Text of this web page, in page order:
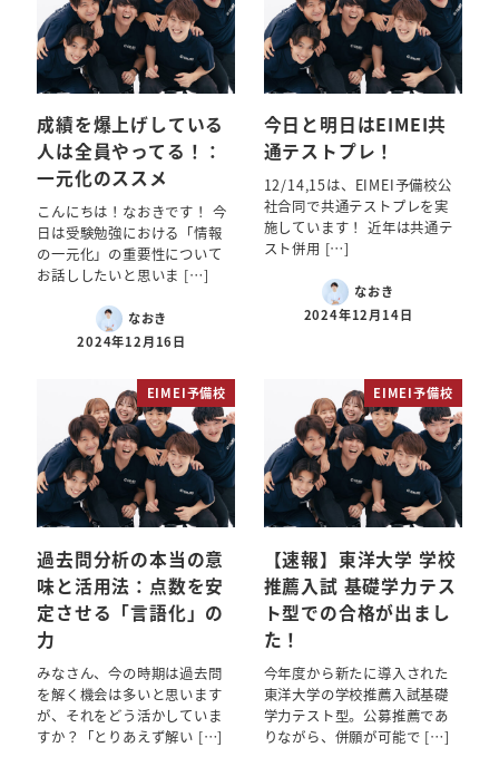
成績を爆上げしている
人は全員やってる！：
一元化のススメ
こんにちは！なおきです！ 今
日は受験勉強における「情報
の一元化」の重要性について
お話ししたいと思いま […]
なおき
2024年12月16日
今日と明日はEIMEI共
通テストプレ！
12/14,15は、EIMEI予備校公
社合同で共通テストプレを実
施しています！ 近年は共通テ
スト併用 […]
なおき
2024年12月14日
EIMEI予備校
過去問分析の本当の意
味と活用法：点数を安
定させる「言語化」の
力
みなさん、今の時期は過去問
を解く機会は多いと思います
が、それをどう活かしていま
すか？「とりあえず解い […]
EIMEI予備校
【速報】東洋大学 学校
推薦入試 基礎学力テス
ト型での合格が出まし
た！
今年度から新たに導入された
東洋大学の学校推薦入試基礎
学力テスト型。公募推薦であ
りながら、併願が可能で […]